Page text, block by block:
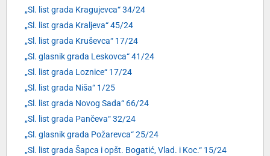
„Sl. list grada Kragujevca“ 34/24
„Sl. list grada Kraljeva“ 45/24
„Sl. list grada Kruševca“ 17/24
„Sl. glasnik grada Leskovca“ 41/24
„Sl. list grada Loznice“ 17/24
„Sl. list grada Niša“ 1/25
„Sl. list grada Novog Sada“ 66/24
„Sl. list grada Pančeva“ 32/24
„Sl. glasnik grada Požarevca“ 25/24
„Sl. list grada Šapca i opšt. Bogatić, Vlad. i Koc.“ 15/24